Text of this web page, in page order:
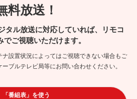
料放送！
タル放送に対応していれば、リモコ
でご視聴いただけます。
設置状況によってはご視聴できない場合もご
ブルテレビ局等にお問い合わせください。
「番組表」を使う